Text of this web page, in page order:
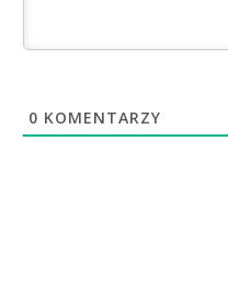
0 KOMENTARZY